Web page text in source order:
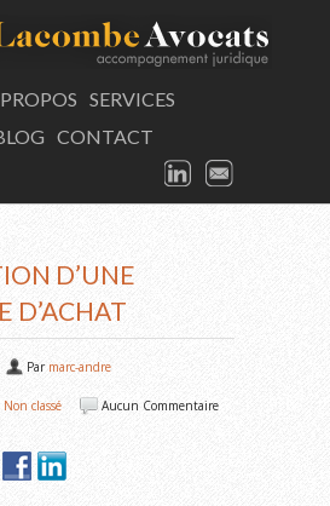
SERVICES
CONTACT
LINKEDIN
D’UNE
D’ACHAT
Par marc-andre
Non classé Aucun Commentaire